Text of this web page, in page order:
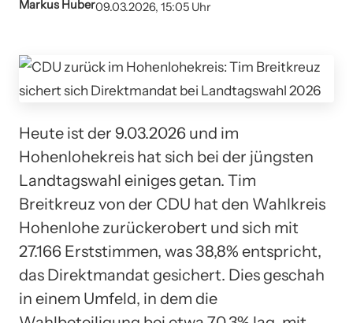
Markus Huber09.03.2026, 15:05 Uhr
Heute ist der 9.03.2026 und im
Hohenlohekreis hat sich bei der jüngsten
Landtagswahl einiges getan. Tim
Breitkreuz von der CDU hat den Wahlkreis
Hohenlohe zurückerobert und sich mit
27.166 Erststimmen, was 38,8% entspricht,
das Direktmandat gesichert. Dies geschah
in einem Umfeld, in dem die